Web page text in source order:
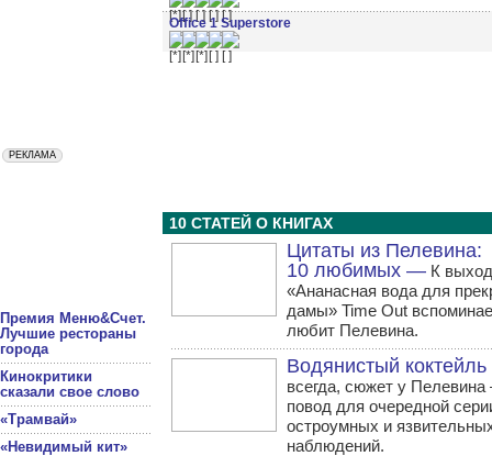
Премия Меню&Счет.
Лучшие рестораны
города
Кинокритики
сказали свое слово
«Трамвай»
«Невидимый кит»
Office 1 Superstore
10 СТАТЕЙ О КНИГАХ
Цитаты из Пелевина:
10 любимых — К
«Ананасная вода для
дамы» Time Out
любит Пелевина.
Водянистый
всегда, сюжет у
повод для очередной
остроумных и
наблюдений.